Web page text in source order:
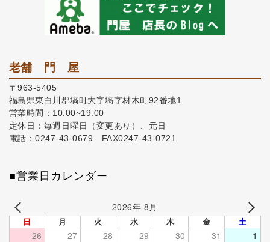
老舗 門 屋
〒963-5405
福島県東白川郡塙町大字塙字材木町92番地1
営業時間：10:00~19:00
定休日：毎週日曜日（変更あり）、元日
電話：0247-43-0679 FAX0247-43-0721
■営業日カレンダー
2026年 8月
日 月 火 水 木 金 土
26 27 28 29 30 31 1